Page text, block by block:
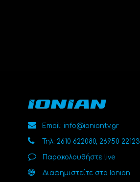
Email: info@ioniantv.gr
Τηλ: 2610 622080, 26950 22123
Παρακολουθήστε live
Διαφημιστείτε στο Ionian